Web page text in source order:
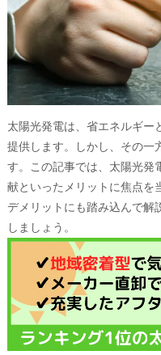
太陽光発電は、省エネルギー
提供します。しかし、その一
す。この記事では、太陽光発
献といったメリットに焦点を
デメリットにも踏み込んで解
しましょう。